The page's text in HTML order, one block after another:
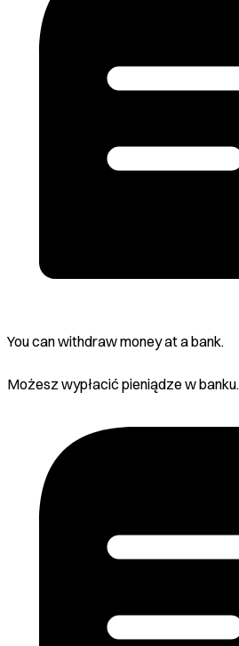
You can withdraw money at a bank.
Możesz wypłacić pieniądze w banku.